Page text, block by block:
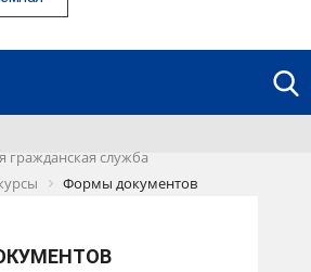
гражданская служба
Формы документов